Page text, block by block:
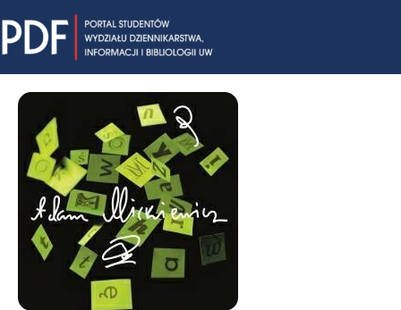
to
content